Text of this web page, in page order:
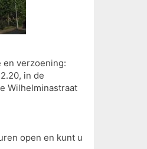
en verzoening:
in de
Wilhelminastraat
open en kunt u